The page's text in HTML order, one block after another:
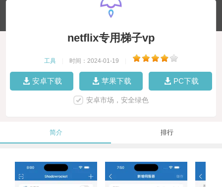
netflix专用梯子vp
工具 时间：2024-01-19
安卓下载 苹果下载 PC下载
安卓市场，安全绿色
简介 排行